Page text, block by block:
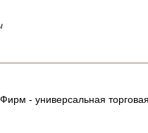
- универсальная